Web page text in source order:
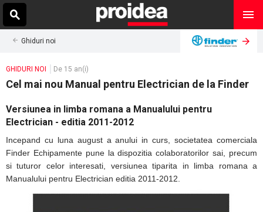
Ghiduri noi
GHIDURI NOI De 15 an(i)
Cel mai nou Manual pentru Electrician de la Finder
Versiunea in limba romana a Manualului pentru
Electrician - editia 2011-2012
Incepand cu luna august a anului in curs, societatea comerciala
Finder Echipamente pune la dispozitia colaboratorilor sai, precum
si tuturor celor interesati, versiunea tiparita in limba romana a
Manualului pentru Electrician editia 2011-2012.